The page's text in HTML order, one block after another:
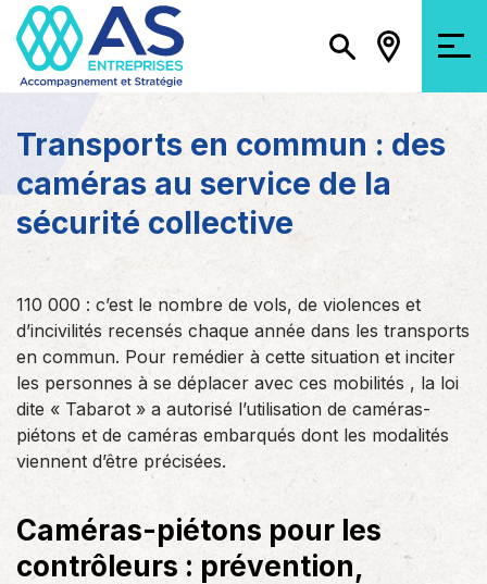
Transports en commun : des
caméras au service de la
sécurité collective
110 000 : c’est le nombre de vols, de violences et
d’incivilités recensés chaque année dans les transports
en commun. Pour remédier à cette situation et inciter
les personnes à se déplacer avec ces mobilités , la loi
dite « Tabarot » a autorisé l’utilisation de caméras-
piétons et de caméras embarqués dont les modalités
viennent d’être précisées.
Caméras-piétons pour les
contrôleurs : prévention,